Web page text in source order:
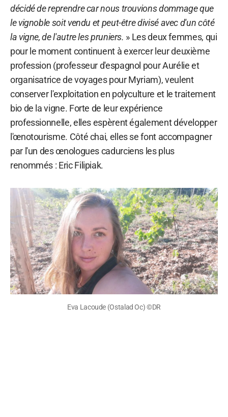
décidé de reprendre car nous trouvions dommage que
le vignoble soit vendu et peut-être divisé avec d'un côté
la vigne, de l'autre les pruniers. » Les deux femmes, qui
pour le moment continuent à exercer leur deuxième
profession (professeur d'espagnol pour Aurélie et
organisatrice de voyages pour Myriam), veulent
conserver l'exploitation en polyculture et le traitement
bio de la vigne. Forte de leur expérience
professionnelle, elles espèrent également développer
l'œnotourisme. Côté chai, elles se font accompagner
par l'un des œnologues cadurciens les plus
renommés : Eric Filipiak.
Eva Lacoude (Ostalad Oc) ©DR